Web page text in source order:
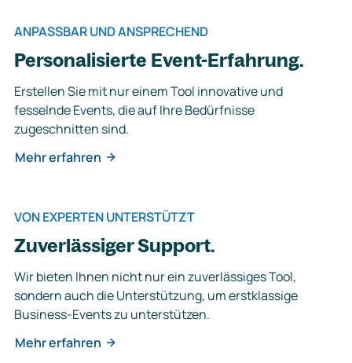
ANPASSBAR UND ANSPRECHEND
Personalisierte Event-Erfahrung.
Erstellen Sie mit nur einem Tool innovative und
fesselnde Events, die auf Ihre Bedürfnisse
zugeschnitten sind.
Mehr erfahren
VON EXPERTEN UNTERSTÜTZT
Zuverlässiger Support.
Wir bieten Ihnen nicht nur ein zuverlässiges Tool,
sondern auch die Unterstützung, um erstklassige
Business-Events zu unterstützen.
Mehr erfahren